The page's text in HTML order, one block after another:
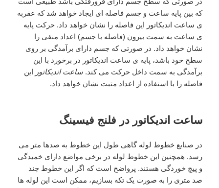
که بین پایه ساعت و جسم فاصله ای ایجاد خواهد شد که عقربه
ی ساعت اندیکاتور این فاصله را نشان خواهد داد. حرکت پایه
ی ساعت به سمت بیرون (فاصله با جسم) اعداد منفی را
نشان خواهد داد. در صورتی که جسم دارای برآمدگی بر روی
سطح خود باشد، پایه ی ساعت اندیکاتور در برخورد با این
برآمدگی به سمت داخل حرکت می کند.ساعت اندیکاتور این
فاصله را با استفاده از اعداد مثبت نشان خواهد داد.
ساعت اندیکاتور در فلنج فیسینگ
در صنایع خطوط لوله گاهی طول این خطوط به صدها متر می
رسد. همچنین این خطوط لوله در برخی مواضع دارای خمیدگی
و پیچ خوردگی هستند. پرواضح است که اگر این خطوط چند
صد متری را به صورت یک تکه بسازیم، ممکن است این لوله ها